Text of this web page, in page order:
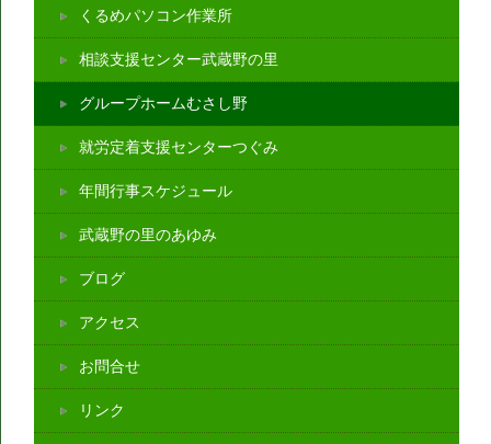
くるめパソコン作業所
相談支援センター武蔵野の里
グループホームむさし野
就労定着支援センターつぐみ
年間行事スケジュール
武蔵野の里のあゆみ
ブログ
アクセス
お問合せ
リンク